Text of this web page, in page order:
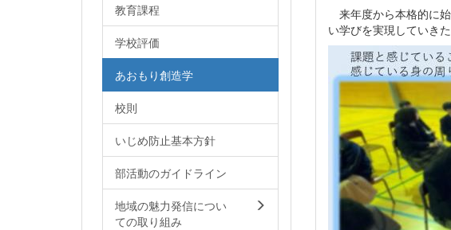
来年度から本格的に
い学びを実現していき
教育課程
学校評価
あおもり創造学
校則
いじめ防止基本方針
部活動のガイドライン
地域の魅力発信につい
ての取り組み